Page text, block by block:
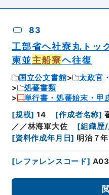
83
工部省ヘ社寮丸トッ
柬並主船寮ヘ往復
国立公文書館 太政官
処蕃書類
単行書・処蕃始末・甲
[規模] 14 [作成者名称]
／／林海軍大佐
[組織歴
[資料作成年月日] 明治７
[レファレンスコード]